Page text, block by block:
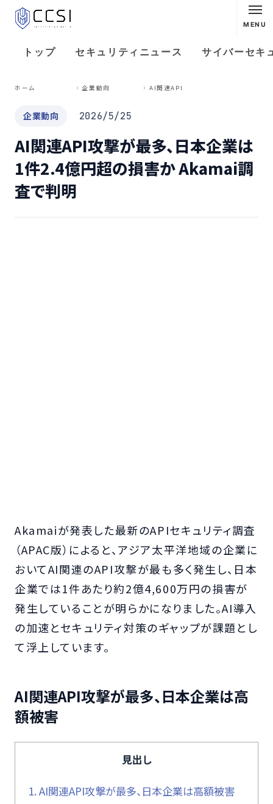
MENU
トップ セキュリティニュース サイバーセキ
ホーム 企業動向
企業動向 2026/5/25
AI関連API攻撃が最多、日本企業は
1件2.4億円超の損害か Akamai調
査で判明
Akamaiが発表した最新のAPIセキュリティ調査
（APAC版）によると、アジア太平洋地域の企業に
おいてAI関連のAPI攻撃が最も多く発生し、日本
企業では1件あたり約2億4,600万円の損害が
発生していることが明らかになりました。AI導入
の加速とセキュリティ対策のギャップが課題とし
て浮上しています。
AI関連API攻撃が最多、日本企業は高
額被害
見出し
1. AI関連API攻撃が最多、日本企業は高額被害